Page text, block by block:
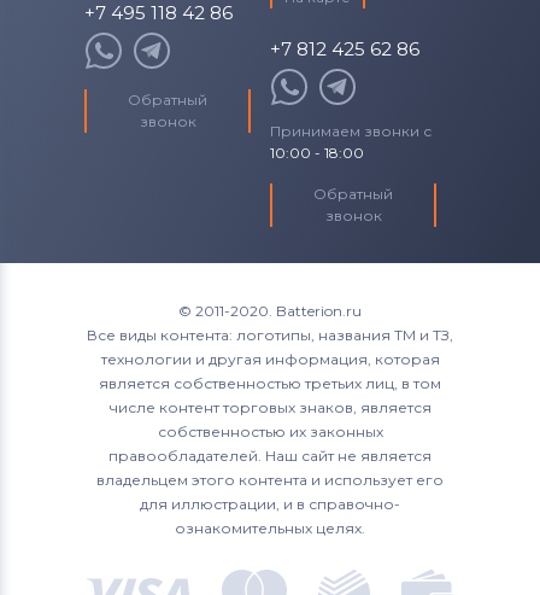
+7 495 118 42 86
Обратный
звонок
+7 812 425 62 86
Принимаем звонки с
10:00 - 18:00
Обратный
звонок
© 2011-2020. Batterion.ru
Все виды контента: логотипы, названия ТМ и ТЗ,
технологии и другая информация, которая
является собственностью третьих лиц, в том
числе контент торговых знаков, является
собственностью их законных
правообладателей. Наш сайт не является
владельцем этого контента и использует его
для иллюстрации, и в справочно-
ознакомительных целях.